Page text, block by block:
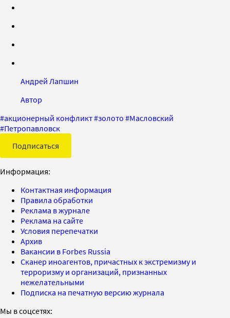
Андрей Лапшин
Автор
#акционерный конфликт#золото #Масловский
#Петропавловск
Подписаться
Информация:
Контактная информация
Правила обработки
Реклама в журнале
Реклама на сайте
Условия перепечатки
Архив
Вакансии в Forbes Russia
Сканер иноагентов, причастных к экстремизму и
терроризму и организаций, признанных
нежелательными
Подписка на печатную версию журнала
Мы в соцсетях: